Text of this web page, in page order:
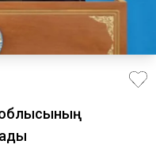
облысының